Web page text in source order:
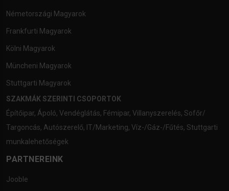
Németországi Magyarok
Frankfurti Magyarok
Kölni Magyarok
Müncheni Magyarok
Stuttgarti Magyarok
SZAKMÁK SZERINTI CSOPORTOK
Építőipar, Ápoló, Vendéglátás, Fémipar, Villanyszerelés, Sofőr/
Targoncás, Autószerelő, IT/Marketing, Víz-/Gáz-/Fűtés, Stuttgarti
munkalehetőségek
PARTNEREINK
Jooble